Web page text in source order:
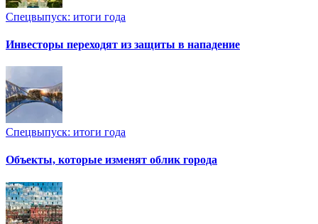
Спецвыпуск: итоги года
Инвесторы переходят из защиты в нападение
Спецвыпуск: итоги года
Объекты, которые изменят облик города